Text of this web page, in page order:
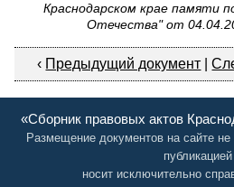
Краснодарском крае памяти
Отечества" от
‹ Предыдущий документ |
«Сборник правовых актов
Размещение документов на сайте
носит исключительно